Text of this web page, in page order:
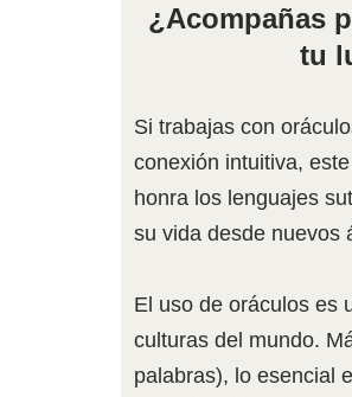
¿Acompañas
tu
Si trabajas con
conexión intuitiva,
honra los lenguajes
su vida desde nuevos
El uso de oráculos es
culturas del mundo.
palabras), lo esencial